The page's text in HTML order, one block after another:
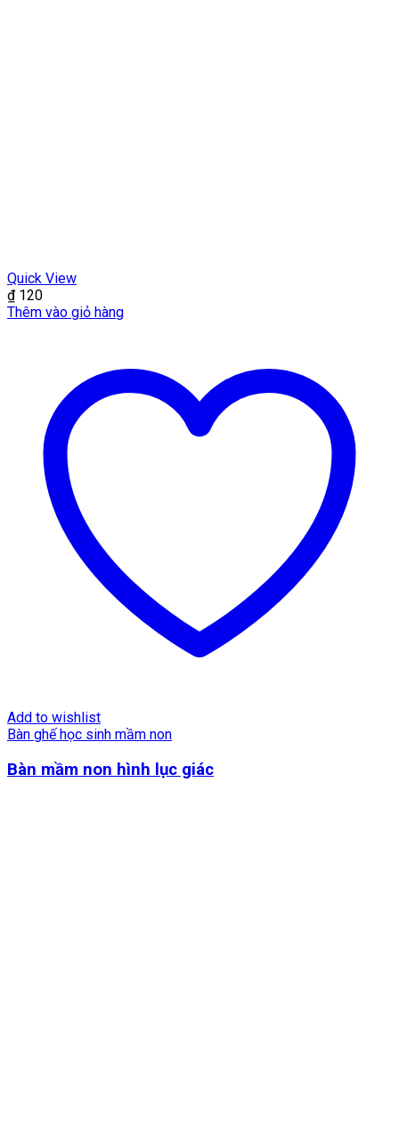
Quick View
₫120
Thêm vào giỏ hàng
Add to wishlist
Bàn ghế học sinh mầm non
Bàn mầm non hình lục giác